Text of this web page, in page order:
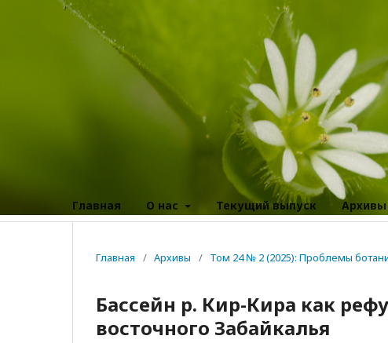
Главная О нас Текущий выпуск Архивы
Главная / Архивы / Том 24 № 2 (2025): Проблемы
Бассейн р. Кир-Кира как
восточного Забайкалья